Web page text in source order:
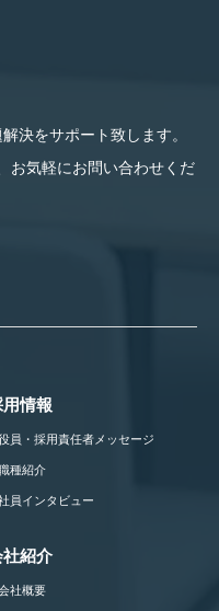
決をサポート致します。
お気軽にお問い合わせくだ
用情報
員・採用責任者メッセージ
種紹介
員インタビュー
社紹介
社概要